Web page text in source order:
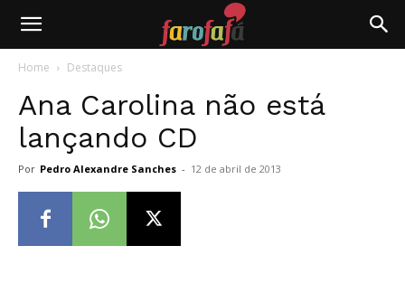
Farofafá
Home Destaques
Ana Carolina não está
lançando CD
Por Pedro Alexandre Sanches - 12 de abril de 2013